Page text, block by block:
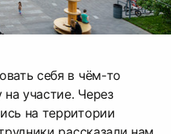
себя в чём-то
участие. Через
на территории